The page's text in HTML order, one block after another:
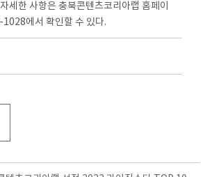
세한 사항은 충북콘텐츠코리아랩 홈페이
에서 확인할 수 있다.